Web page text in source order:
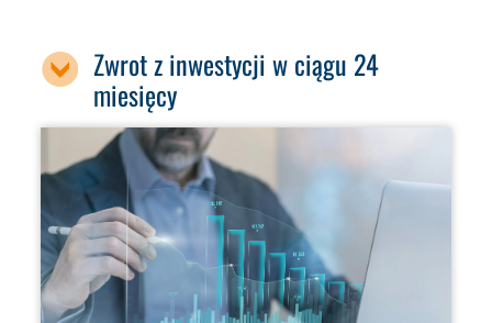
Zwrot z inwestycji w ciągu 24
miesięcy